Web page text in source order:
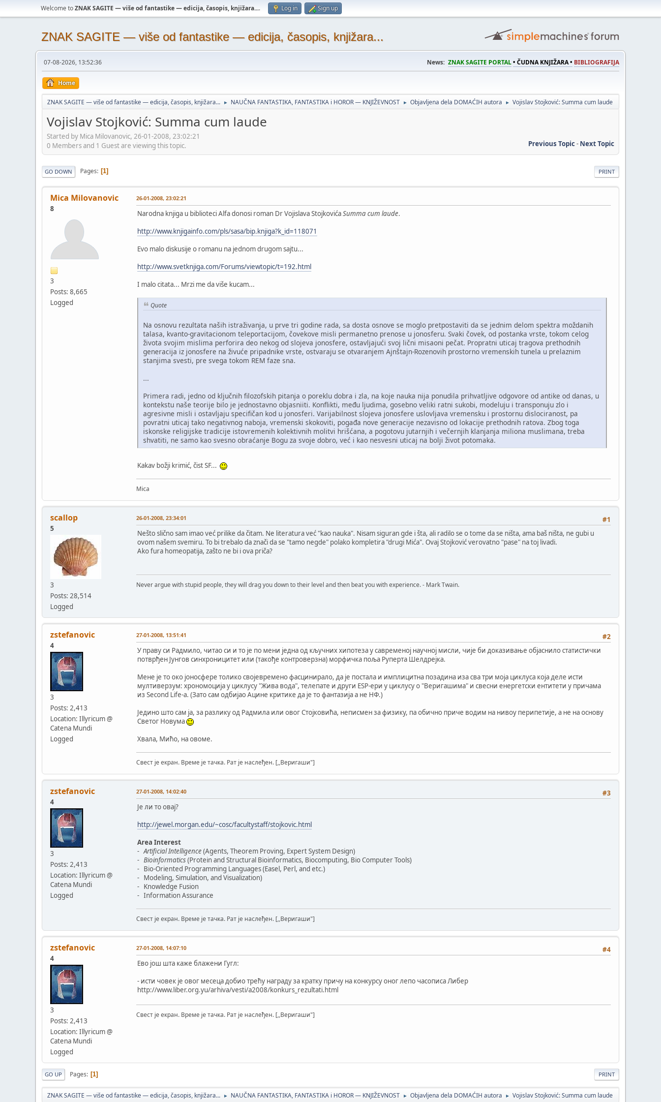
Welcome toZNAK SAGITE — više od fantastike — edicija, časopis, knjižara.... Log in Sign up
ZNAK SAGITE — više od fantastike — edicija, časopis, knjižara...
07-08-2026, 13:52:36 News: ZNAK SAGITE PORTAL• ČUDNA KNJIŽARA • BIBLIOGRAFIJA
Home
ZNAK SAGITE — više od fantastike — edicija, časopis, knjižara... ► NAUČNA FANTASTIKA, FANTASTIKA i HOROR — KNJIŽEVNOST ► Objavljena dela DOMAĆIH autora ► Vojislav Stojković: Summa cum laude
Vojislav Stojković: Summa cum laude
Started by Mica Milovanovic, 26-01-2008, 23:02:21
Previous Topic- Next Topic
0 Members and 1 Guest are viewing this topic.
PRINT
GO DOWN Pages 1
Mica Milovanovic
8
3
Posts: 8,665
Logged
26-01-2008, 23:02:21
Narodna knjiga u biblioteci Alfa donosi roman Dr Vojislava StojkovićaSumma cum laude.
http://www.knjigainfo.com/pls/sasa/bip.knjiga?k_id=118071
Evo malo diskusije o romanu na jednom drugom sajtu...
http://www.svetknjiga.com/Forums/viewtopic/t=192.html
I malo citata... Mrzi me da više kucam...
Quote
Na osnovu rezultata naših istraživanja, u prve tri godine rada, sa dosta osnove se moglo pretpostaviti da se jednim delom spektra moždanih
talasa, kvanto-gravitacionom teleportacijom, čovekove misli permanetno prenose u jonosferu. Svaki čovek, od postanka vrste, tokom celog
života svojim mislima perforira deo nekog od slojeva jonosfere, ostavljajući svoj lični misaoni pečat. Propratni uticaj tragova prethodnih
generacija iz jonosfere na živuće pripadnike vrste, ostvaraju se otvaranjem Ajnštajn-Rozenovih prostorno vremenskih tunela u prelaznim
stanjima svesti, pre svega tokom REM faze sna.
...
Primera radi, jedno od ključnih filozofskih pitanja o poreklu dobra i zla, na koje nauka nija ponudila prihvatljive odgovore od antike od danas, u
kontekstu naše teorije bilo je jednostavno objasniiti. Konflikti, među ljudima, gosebno veliki ratni sukobi, modeluju i transponuju zlo i
agresivne misli i ostavljaju specifičan kod u jonosferi. Varijabilnost slojeva jonosfere uslovljava vremensku i prostornu dislociranost, pa
povratni uticaj tako negativnog naboja, vremenski skokoviti, pogađa nove generacije nezavisno od lokacije prethodnih ratova. Zbog toga
iskonske religijske tradicije istovremenih kolektivnih molitvi hrišćana, a pogotovu jutarnjih i večernjih klanjanja miliona muslimana, treba
shvatiti, ne samo kao svesno obraćanje Bogu za svoje dobro, već i kao nesvesni uticaj na bolji život potomaka.
Kakav božji krimić, čist SF...
Mica
scallop
5
3
Posts: 28,514
Logged
#1
26-01-2008, 23:34:01
Nešto slično sam imao već prilike da čitam. Ne literatura već "kao nauka". Nisam siguran gde i šta, ali radilo se o tome da se ništa, ama baš ništa, ne gubi u
ovom našem svemiru. To bi trebalo da znači da se "tamo negde" polako kompletira "drugi Mića". Ovaj Stojković verovatno "pase" na toj livadi.
Ako fura homeopatija, zašto ne bi i ova priča?
Never argue with stupid people, they will drag you down to their level and then beat you with experience. - Mark Twain.
zstefanovic
4
3
Posts: 2,413
Location: Illyricum @
Catena Mundi
Logged
#2
27-01-2008, 13:51:41
У праву си Радмило, читао си и то је по мени једна од кључних хипотеза у савременој научној мисли, чије би доказивање објаснило статистички
потврђен Јунгов синхроницитет или (такође контроверзна) морфичка поља Руперта Шелдрејка.
Мене је то око јоносфере толико својевремено фасцинирало, да је постала и имплицитна позадина иза сва три моја циклуса која деле исти
мултиверзум: хрономоција у циклусу "Жива вода", телепате и други ESP-ери у циклусу о "Веригашима" и свесни енергетски ентитети у причама
из Second Life-a. (Зато сам одбијао Ацине критике да је то фантазија а не НФ.)
Једино што сам ја, за разлику од Радмила или овог Стојковића, неписмен за физику, па обично приче водим на нивоу перипетије, а не на основу
Светог Новума
Хвала, Мићо, на овоме.
Свест је екран. Време је тачка. Рат је наслеђен. [,,Веригаши"]
zstefanovic
4
3
Posts: 2,413
Location: Illyricum @
Catena Mundi
Logged
#3
27-01-2008, 14:02:40
Је ли то овај?
http://jewel.morgan.edu/~cosc/facultystaff/stojkovic.html
Area Interest
-Artificial Intelligence(Agents, Theorem Proving, Expert System Design)
- Bioinformatics(Protein and Structural Bioinformatics, Biocomputing, Bio Computer Tools)
- Bio-Oriented Programming Languages (Easel, Perl, and etc.)
- Modeling, Simulation, and Visualization)
- Knowledge Fusion
- Information Assurance
Свест је екран. Време је тачка. Рат је наслеђен. [,,Веригаши"]
zstefanovic
4
3
Posts: 2,413
Location: Illyricum @
Catena Mundi
Logged
#4
27-01-2008, 14:07:10
Ево још шта каже блажени Гугл:
- исти човек је овог месеца добио трећу награду за кратку причу на конкурсу оног лепо часописа Либер
http://www.liber.org.yu/arhiva/vesti/a2008/konkurs_rezultati.html
Свест је екран. Време је тачка. Рат је наслеђен. [,,Веригаши"]
PRINT
GO UP Pages 1
ZNAK SAGITE — više od fantastike — edicija, časopis, knjižara... ► NAUČNA FANTASTIKA, FANTASTIKA i HOROR — KNJIŽEVNOST ► Objavljena dela DOMAĆIH autora ► Vojislav Stojković: Summa cum laude